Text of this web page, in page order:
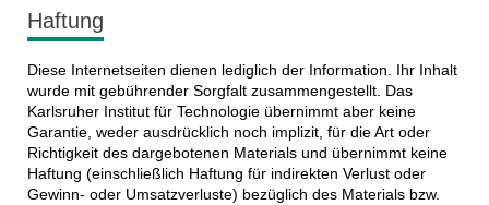
Haftung
Diese Internetseiten dienen lediglich der Information. Ihr Inhalt
wurde mit gebührender Sorgfalt zusammengestellt. Das
Karlsruher Institut für Technologie übernimmt aber keine
Garantie, weder ausdrücklich noch implizit, für die Art oder
Richtigkeit des dargebotenen Materials und übernimmt keine
Haftung (einschließlich Haftung für indirekten Verlust oder
Gewinn- oder Umsatzverluste) bezüglich des Materials bzw.